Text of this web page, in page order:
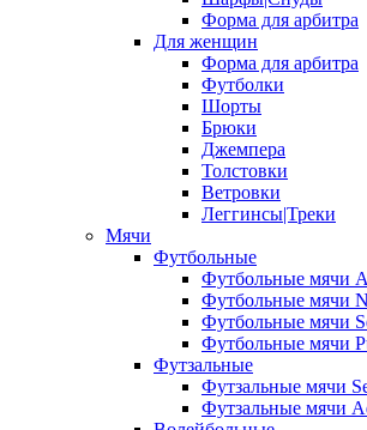
Форма для арбитра
Для женщин
Форма для арбитра
Футболки
Шорты
Брюки
Джемпера
Толстовки
Ветровки
Леггинсы|Треки
Мячи
Футбольные
Футбольные мячи
Футбольные мячи
Футбольные мячи
Футбольные мячи
Футзальные
Футзальные мячи
Футзальные мячи